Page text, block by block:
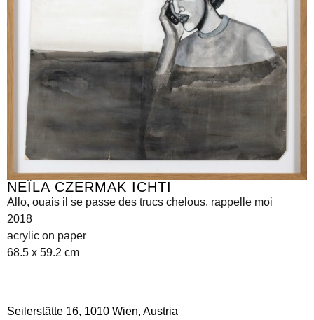
NEÏLA CZERMAK ICHTI
Allo, ouais il se passe des trucs chelous, rappelle moi
2018
acrylic on paper
68.5 x 59.2 cm
Seilerstätte 16, 1010 Wien, Austria